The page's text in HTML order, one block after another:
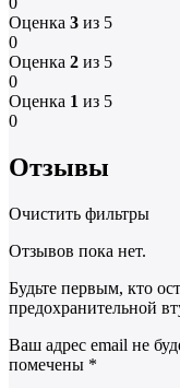
Оценка 3 из 5
0
Оценка 2 из 5
0
Оценка 1 из 5
0
Отзывы
Очистить фильтры
Отзывов пока нет.
Будьте первым, кто
предохранительной
Ваш адрес email не
помечены *